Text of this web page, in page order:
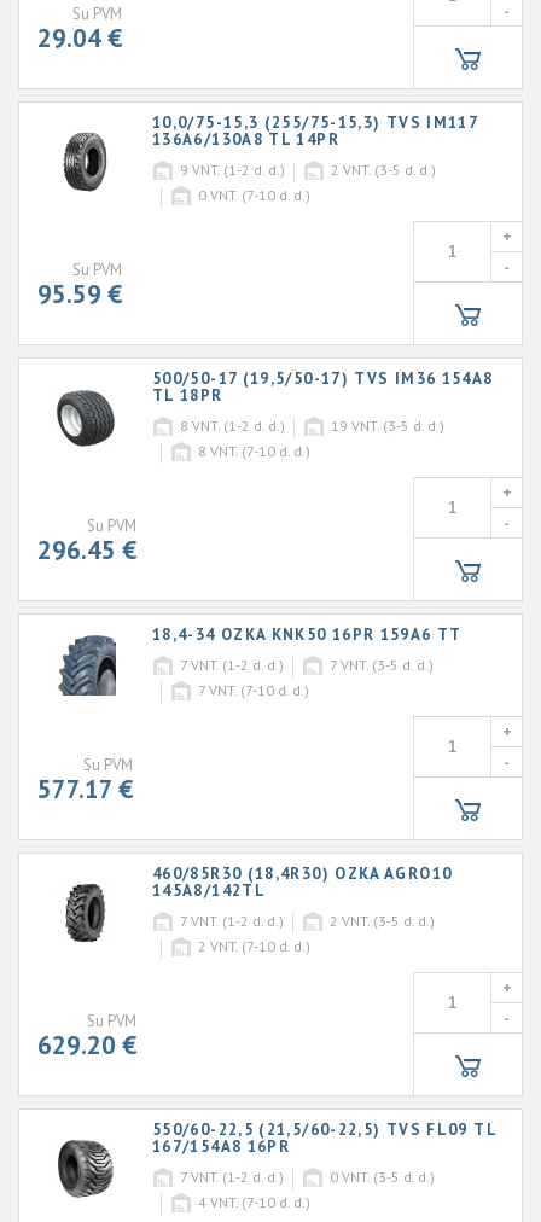
Su PVM
29.04 €
-
10,0/75-15,3 (255/75-15,3) TVS IM117
136A6/130A8 TL 14PR
9 VNT. (1-2 d. d.) 2 VNT. (3-5 d. d.)
0 VNT. (7-10 d. d.)
Su PVM
95.59 €
+
-
500/50-17 (19,5/50-17) TVS IM36 154A8
TL 18PR
8 VNT. (1-2 d. d.) 19 VNT. (3-5 d. d.)
8 VNT. (7-10 d. d.)
Su PVM
296.45 €
+
-
18,4-34 OZKA KNK50 16PR 159A6 TT
7 VNT. (1-2 d. d.) 7 VNT. (3-5 d. d.)
7 VNT. (7-10 d. d.)
Su PVM
577.17 €
+
-
460/85R30 (18,4R30) OZKA AGRO10
145A8/142TL
7 VNT. (1-2 d. d.) 2 VNT. (3-5 d. d.)
2 VNT. (7-10 d. d.)
Su PVM
629.20 €
+
-
550/60-22,5 (21,5/60-22,5) TVS FL09 TL
167/154A8 16PR
7 VNT. (1-2 d. d.) 0 VNT. (3-5 d. d.)
4 VNT. (7-10 d. d.)